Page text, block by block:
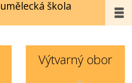
škola
Výtvarný obor